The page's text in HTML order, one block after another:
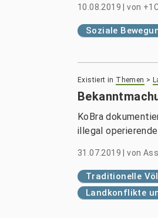
10.08.2019 |von
Soziale
Existiert in Themen >
KoBra
illegal
31.07.2019 |von
Traditionelle
Landkonflikte